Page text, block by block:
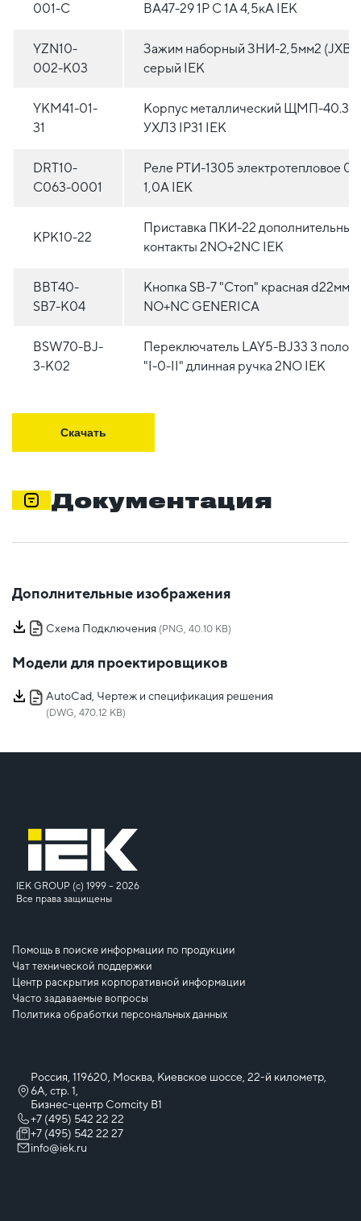
001-C
ВА47-29 1P C 1А 4,5кА IEK
YZN10-
002-K03
Зажим наборный ЗНИ-2,5мм2
серый IEK
YKM41-01-
31
Корпус металлический ЩМП-
УХЛ3 IP31 IEK
DRT10-
C063-0001
Реле РТИ-1305 электротепловое
1,0А IEK
KPK10-22
Приставка ПКИ-22 дополнительные
контакты 2NO+2NC IEK
BBT40-
SB7-K04
Кнопка SВ-7 "Стоп" красная d22мм/
NO+NC GENERICA
BSW70-BJ-
3-K02
Переключатель LAY5-BJ33 3
"I-0-II" длинная ручка 2NO IEK
Скачать
Документация
Дополнительные изображения
Схема Подключения (PNG, 40.10 KB)
Модели для проектировщиков
AutoCad, Чертеж и спецификация решения
(DWG, 470.12 KB)
IEK GROUP (c) 1999 – 2026
Все права защищены
Помощь в поиске информации по продукции
Чат технической поддержки
Центр раскрытия корпоративной информации
Часто задаваемые вопросы
Политика обработки персональных данных
Россия, 119620, Москва, Киевское шоссе, 22-й километр,
6А, стр. 1,
Бизнес-центр Comcity B1
+7 (495) 542 22 22
+7 (495) 542 22 27
info@iek.ru